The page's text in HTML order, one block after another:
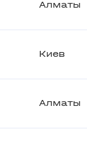
Алматы
Киев
Алматы